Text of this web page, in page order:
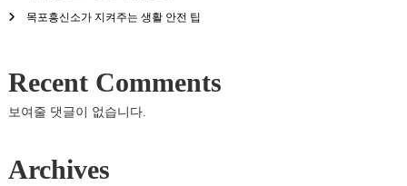
목포흥신소가 지켜주는 생활 안전 팁
Recent Comments
보여줄 댓글이 없습니다.
Archives